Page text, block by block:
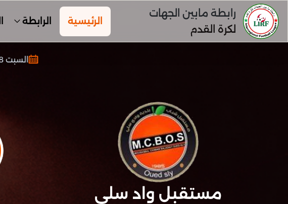
رابطة مابين الجهات
لكرة القدم
الرئيسية الرابطة
السبت 18 أفريل 2026
مستقبل واد سلي